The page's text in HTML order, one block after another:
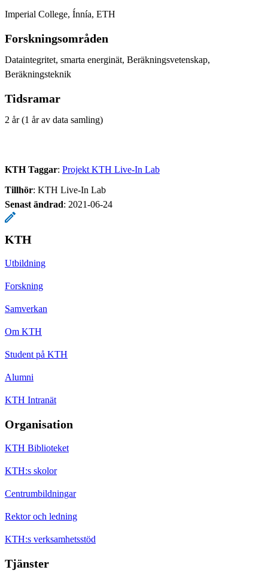
Imperial College, Ínnía, ETH
Forskningsområden
Dataintegritet, smarta energinät, Beräkningsvetenskap,
Beräkningsteknik
Tidsramar
2 år (1 år av data samling)
KTH Taggar: Projekt KTH Live-In Lab
Tillhör: KTH Live-In Lab
Senast ändrad: 2021-06-24
KTH
Utbildning
Forskning
Samverkan
Om KTH
Student på KTH
Alumni
KTH Intranät
Organisation
KTH Biblioteket
KTH:s skolor
Centrumbildningar
Rektor och ledning
KTH:s verksamhetsstöd
Tjänster